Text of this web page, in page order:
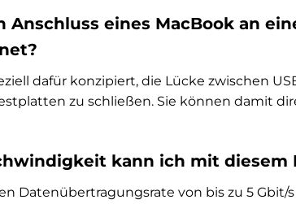
Anschluss eines MacBook an
dafür konzipiert, die Lücke zwischen
zu schließen. Sie können damit
kann ich mit diesem
Datenübertragungsrate von bis zu 5 Gbit/